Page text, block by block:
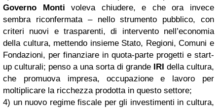
Governo Monti voleva chiudere, e che ora invece
sembra riconfermata – nello strumento pubblico, con
criteri nuovi e trasparenti, di intervento nell’economia
della cultura, mettendo insieme Stato, Regioni, Comuni e
Fondazioni, per finanziare in quota-parte progetti e start-
up culturali; penso a una sorta di grande IRI della cultura,
che promuova impresa, occupazione e lavoro per
moltiplicare la ricchezza prodotta in questo settore;
4) un nuovo regime fiscale per gli investimenti in cultura,